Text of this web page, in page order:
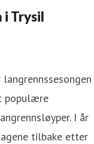
i Trysil
populære
I år
tilbake etter